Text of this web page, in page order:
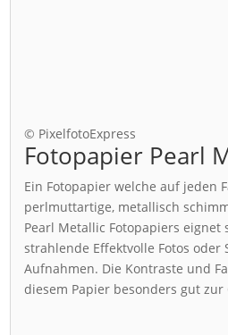
© PixelfotoExpress
Fotopapier Pearl
Ein Fotopapier welche auf jeden
perlmuttartige, metallisch
Pearl Metallic Fotopapiers
strahlende Effektvolle Fotos oder
Aufnahmen. Die Kontraste und
diesem Papier besonders gut zur